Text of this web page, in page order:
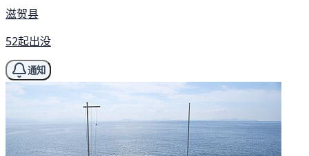
滋贺县
52起出没
通知